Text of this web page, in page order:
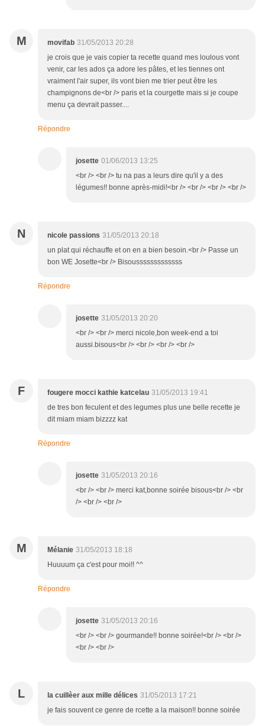
M movifab 31/05/2013 20:28
je crois que je vais copier ta recette quand mes loulous vont
venir, car les ados ça adore les pâtes, et les tiennes ont
vraiment l'air super, ils vont bien me trier peut être les
champignons de<br /> paris et la courgette mais si je coupe
menu ça devrait passer....
Répondre
josette 01/06/2013 13:25
<br /> <br /> tu na pas a leurs dire qu'il y a des
légumes!! bonne après-midi!<br /> <br /> <br /> <br />
N nicole passions 31/05/2013 20:18
un plat qui réchauffe et on en a bien besoin.<br /> Passe un
bon WE Josette<br /> Bisousssssssssssss
Répondre
josette 31/05/2013 20:20
<br /> <br /> merci nicole,bon week-end a toi
aussi.bisous<br /> <br /> <br /> <br />
F fougere mocci kathie katcelau 31/05/2013 19:41
de tres bon feculent et des legumes plus une belle recette je
dit miam miam bizzzz kat
Répondre
josette 31/05/2013 20:16
<br /> <br /> merci kat,bonne soirée bisous<br /> <br
/> <br /> <br />
M Mélanie 31/05/2013 18:18
Huuuum ça c'est pour moi!! ^^
Répondre
josette 31/05/2013 20:16
<br /> <br /> gourmande!! bonne soirée!<br /> <br />
<br /> <br />
L la cuillèer aux mille délices 31/05/2013 17:21
je fais souvent ce genre de rcette a la maison!! bonne soirée